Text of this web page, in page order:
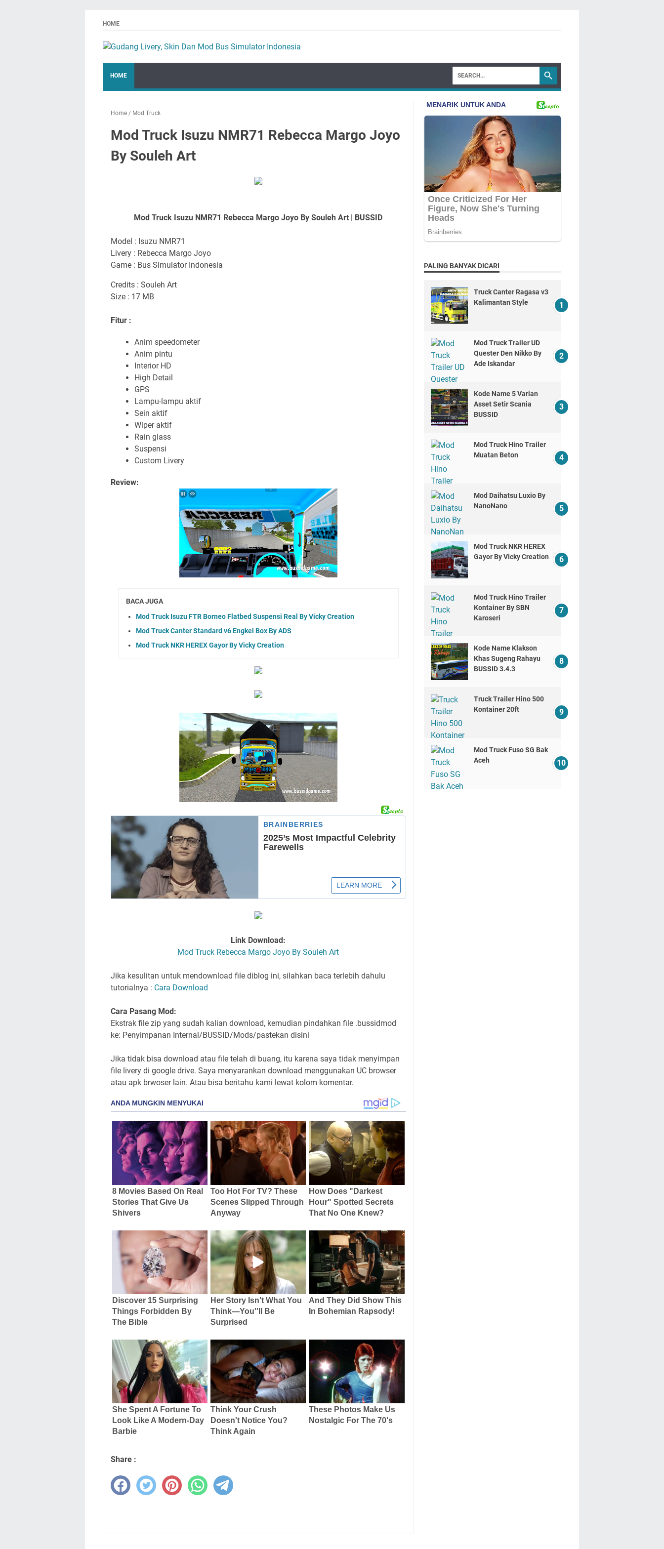
HOME
HOME
Home / Mod Truck
Mod Truck Isuzu NMR71 Rebecca Margo Joyo
By Souleh Art
Mod Truck Isuzu NMR71 Rebecca Margo Joyo By Souleh Art | BUSSID
Model : Isuzu NMR71
Livery : Rebecca Margo Joyo
Game : Bus Simulator Indonesia
Credits : Souleh Art
Size : 17 MB
Fitur :
Anim speedometer
Anim pintu
Interior HD
High Detail
GPS
Lampu-lampu aktif
Sein aktif
Wiper aktif
Rain glass
Suspensi
Custom Livery
Review:
BACA JUGA
Mod Truck Isuzu FTR Borneo Flatbed Suspensi Real By Vicky Creation
Mod Truck Canter Standard v6 Engkel Box By ADS
Mod Truck NKR HEREX Gayor By Vicky Creation
Link Download:
Mod Truck Rebecca Margo Joyo By Souleh Art
Jika kesulitan untuk mendownload file diblog ini, silahkan baca terlebih dahulu
tutorialnya : Cara Download
Cara Pasang Mod:
Ekstrak file zip yang sudah kalian download, kemudian pindahkan file .bussidmod
ke: Penyimpanan Internal/BUSSID/Mods/pastekan disini
Jika tidak bisa download atau file telah di buang, itu karena saya tidak menyimpan
file livery di google drive. Saya menyarankan download menggunakan UC browser
atau apk brwoser lain. Atau bisa beritahu kami lewat kolom komentar.
Share :
PALING BANYAK DICARI
Truck Canter Ragasa v3
Kalimantan Style
Mod Truck Trailer UD
Quester Den Nikko By
Ade Iskandar
Kode Name 5 Varian
Asset Setir Scania
BUSSID
Mod Truck Hino Trailer
Muatan Beton
Mod Daihatsu Luxio By
NanoNano
Mod Truck NKR HEREX
Gayor By Vicky Creation
Mod Truck Hino Trailer
Kontainer By SBN
Karoseri
Kode Name Klakson
Khas Sugeng Rahayu
BUSSID 3.4.3
Truck Trailer Hino 500
Kontainer 20ft
Mod Truck Fuso SG Bak
Aceh